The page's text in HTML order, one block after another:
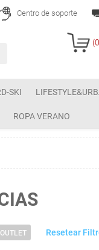
Centro de soporte
(0
SKI
ROPA VERANO
OUTLET Resetear